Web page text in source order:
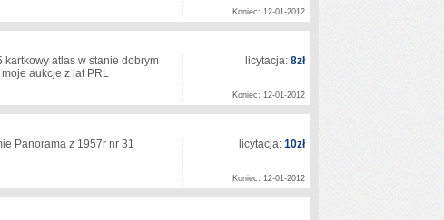
Koniec: 12-01-2012
atlas w stanie dobrym
aukcje z lat PRL
licytacja: 8zł
Koniec: 12-01-2012
Panorama z 1957r nr 31 licytacja: 10zł
Koniec: 12-01-2012